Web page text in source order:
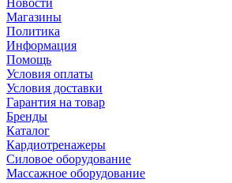
Новости
Магазины
Политика
Информация
Помощь
Условия оплаты
Условия доставки
Гарантия на товар
Бренды
Каталог
Кардиотренажеры
Силовое оборудование
Массажное оборудование